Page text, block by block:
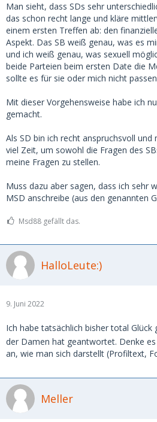
Man sieht, dass SDs sehr
das schon recht lange und kläre
einem ersten Treffen ab: den
Aspekt. Das SB weiß genau, was es
und ich weiß genau, was sexuell
beide Parteien beim ersten Date die
sollte es für sie oder mich nicht
Mit dieser Vorgehensweise habe ich
gemacht.
Als SD bin ich recht anspruchsvoll
viel Zeit, um sowohl die Fragen des
meine Fragen zu stellen.
Muss dazu aber sagen, dass ich sehr
MSD anschreibe (aus den genannten
Msd88 gefällt das.
HalloLeute:)
9. Juni 2022
Ich habe tatsächlich bisher total Glück
der Damen hat geantwortet. Denke
an, wie man sich darstellt (Profiltext,
Meller